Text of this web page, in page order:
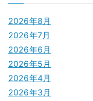
2026年8月
2026年7月
2026年6月
2026年5月
2026年4月
2026年3月